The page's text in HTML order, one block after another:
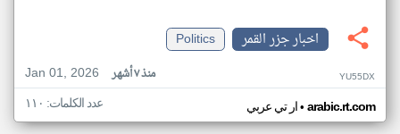
اخبار جزر القمر
Politics
Jan 01, 2026
منذ ٧ أشهر YU55DX
ار تي عربي• arabic.rt.com عدد الكلمات: ١١٠